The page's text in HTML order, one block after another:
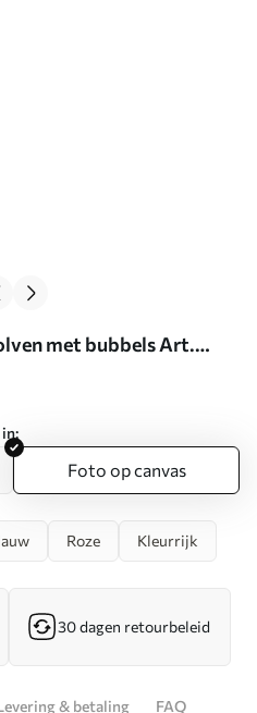
met bubbels Art.
Foto op canvas
Roze Kleurrijk
30 dagen retourbeleid
& betaling FAQ